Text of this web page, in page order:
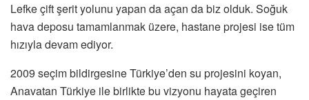
Lefke çift şerit yolunu yapan da açan da biz olduk. Soğuk
hava deposu tamamlanmak üzere, hastane projesi ise tüm
hızıyla devam ediyor.
2009 seçim bildirgesine Türkiye’den su projesini koyan,
Anavatan Türkiye ile birlikte bu vizyonu hayata geçiren